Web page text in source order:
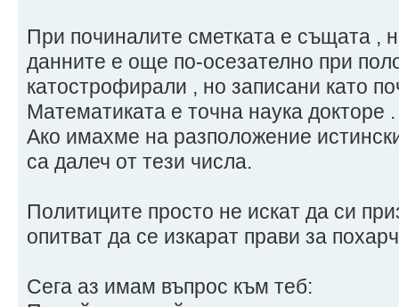
При починалите сметката е същата ,
данните е още по-осезателно при
катострофирали , но записани като
Математиката е точна наука докторе .
Ако имахме на разположение
са далеч от тези числа.
Политиците просто не искат да си
опитват да се изкарат прави за
Сега аз имам въпрос към теб: